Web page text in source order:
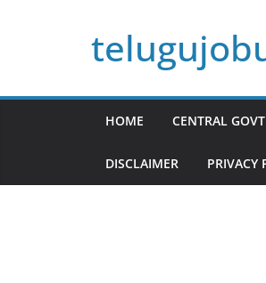
HOME CENTRAL
DISCLAIMER PRIVACY